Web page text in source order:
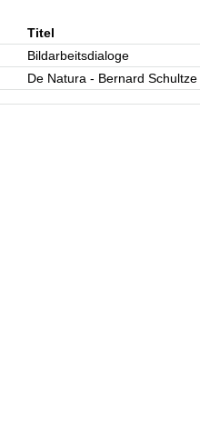
Titel
Bildarbeitsdialoge
De Natura - Bernard